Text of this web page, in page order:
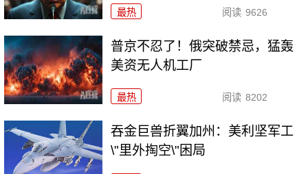
最热 阅读 9626
普京不忍了！俄突破禁忌，猛轰
美资无人机工厂
最热 阅读 8202
吞金巨兽折翼加州：美利坚军工
\"里外掏空\"困局